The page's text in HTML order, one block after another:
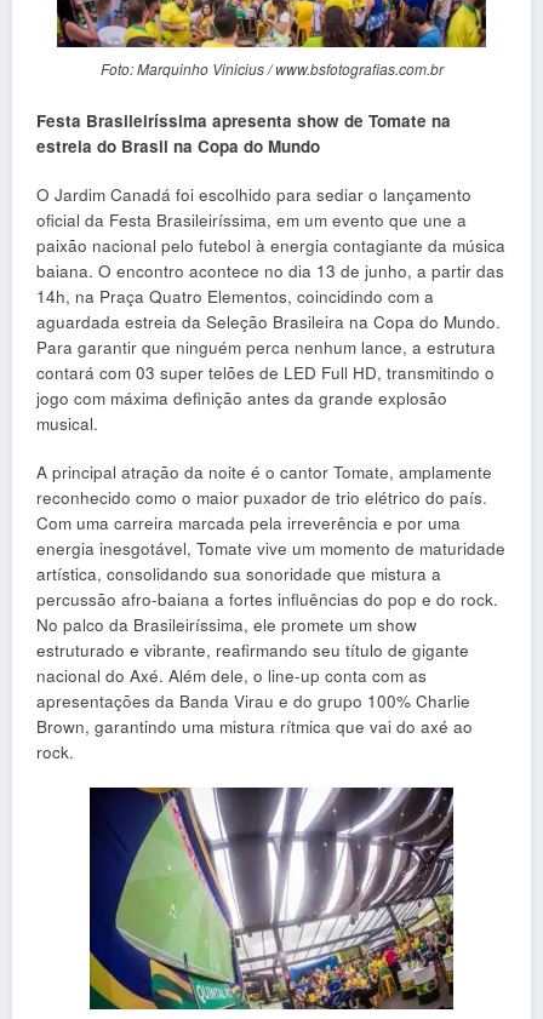
Foto: Marquinho Vinicius / www.bsfotografias.com.br
Festa Brasileiríssima apresenta show de Tomate na
estreia do Brasil na Copa do Mundo
O Jardim Canadá foi escolhido para sediar o lançamento
oficial da Festa Brasileiríssima, em um evento que une a
paixão nacional pelo futebol à energia contagiante da música
baiana. O encontro acontece no dia 13 de junho, a partir das
14h, na Praça Quatro Elementos, coincidindo com a
aguardada estreia da Seleção Brasileira na Copa do Mundo.
Para garantir que ninguém perca nenhum lance, a estrutura
contará com 03 super telões de LED Full HD, transmitindo o
jogo com máxima definição antes da grande explosão
musical.
A principal atração da noite é o cantor Tomate, amplamente
reconhecido como o maior puxador de trio elétrico do país.
Com uma carreira marcada pela irreverência e por uma
energia inesgotável, Tomate vive um momento de maturidade
artística, consolidando sua sonoridade que mistura a
percussão afro-baiana a fortes influências do pop e do rock.
No palco da Brasileiríssima, ele promete um show
estruturado e vibrante, reafirmando seu título de gigante
nacional do Axé. Além dele, o line-up conta com as
apresentações da Banda Virau e do grupo 100% Charlie
Brown, garantindo uma mistura rítmica que vai do axé ao
rock.